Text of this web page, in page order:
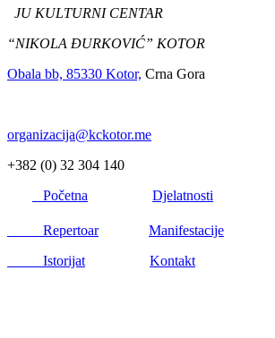
JU KULTURNI CENTAR
“NIKOLA ĐURKOVIĆ” KOTOR
Obala bb, 85330 Kotor, Crna Gora
organizacija@kckotor.me
+382 (0) 32 304 140
Početna
Djelatnosti
Repertoar
Manifestacije
Istorijat
Kontakt